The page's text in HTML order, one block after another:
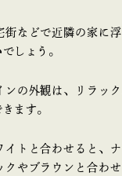
街などで近隣の家に
でしょう。
ンの外観は、リラッ
ます。
イトと合わせると、
クやブラウンと合わ